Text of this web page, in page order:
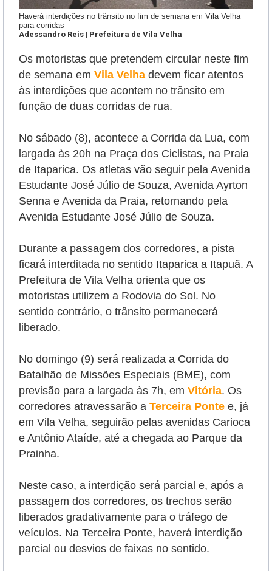
Haverá interdições no trânsito no fim de semana em Vila Velha
para corridas
Adessandro Reis | Prefeitura de Vila Velha
Os motoristas que pretendem circular neste fim
de semana em Vila Velha devem ficar atentos
às interdições que acontem no trânsito em
função de duas corridas de rua.
No sábado (8), acontece a Corrida da Lua, com
largada às 20h na Praça dos Ciclistas, na Praia
de Itaparica. Os atletas vão seguir pela Avenida
Estudante José Júlio de Souza, Avenida Ayrton
Senna e Avenida da Praia, retornando pela
Avenida Estudante José Júlio de Souza.
Durante a passagem dos corredores, a pista
ficará interditada no sentido Itaparica a Itapuã. A
Prefeitura de Vila Velha orienta que os
motoristas utilizem a Rodovia do Sol. No
sentido contrário, o trânsito permanecerá
liberado.
No domingo (9) será realizada a Corrida do
Batalhão de Missões Especiais (BME), com
previsão para a largada às 7h, em Vitória. Os
corredores atravessarão a Terceira Ponte e, já
em Vila Velha, seguirão pelas avenidas Carioca
e Antônio Ataíde, até a chegada ao Parque da
Prainha.
Neste caso, a interdição será parcial e, após a
passagem dos corredores, os trechos serão
liberados gradativamente para o tráfego de
veículos. Na Terceira Ponte, haverá interdição
parcial ou desvios de faixas no sentido.